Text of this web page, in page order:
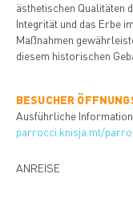
ästhetischen Qualitäten
Integrität und das Erbe
Maßnahmen
diesem historischen
BESUCHER
Ausführliche
parrocci.knisja.mt/
ANREISE